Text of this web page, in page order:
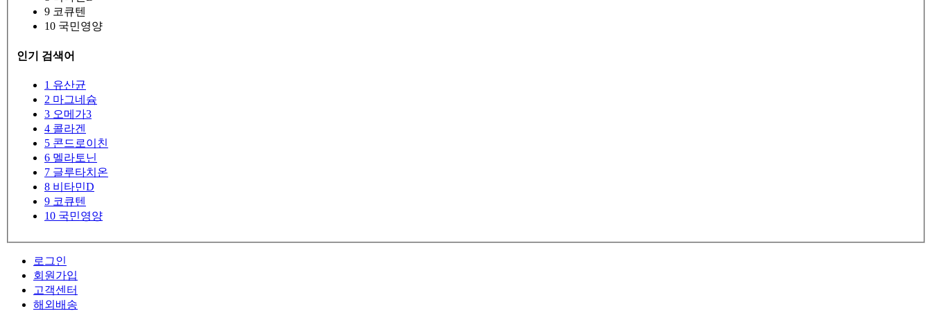
9 코큐텐
10 국민영양
인기 검색어
1 유산균
2 마그네슘
3 오메가3
4 콜라겐
5 콘드로이친
6 멜라토닌
7 글루타치온
8 비타민D
9 코큐텐
10 국민영양
로그인
회원가입
고객센터
해외배송